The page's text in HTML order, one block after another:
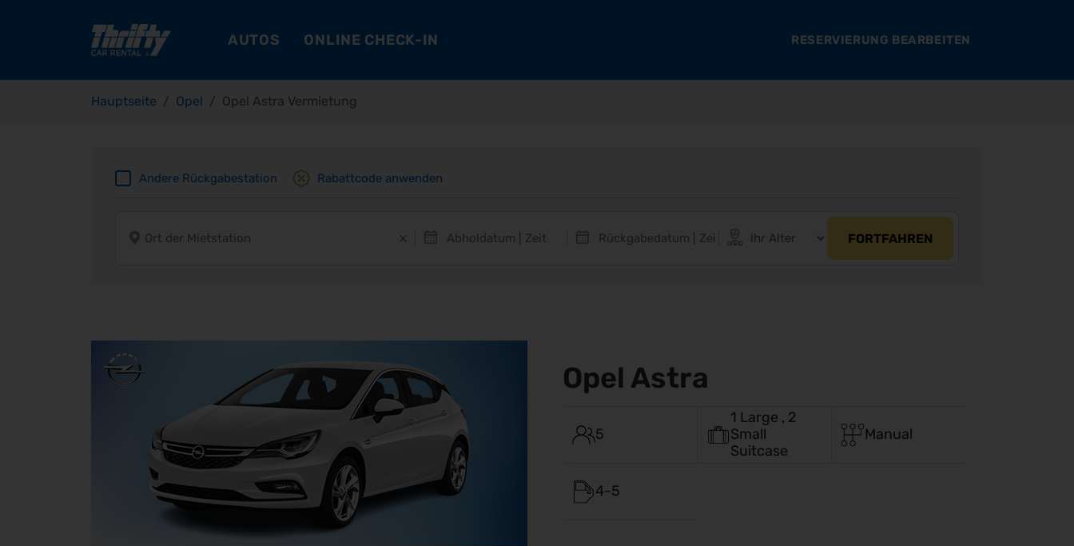
AUTOS ONLINE CHECK-IN RESERVIERUNG BEARBEITEN
Hauptseite Opel Opel Astra Vermietung
Andere Rückgabestation Rabattcode anwenden
FORTFAHREN
Opel Astra
5
1 Large , 2
Small
Suitcase
Manual
4-5